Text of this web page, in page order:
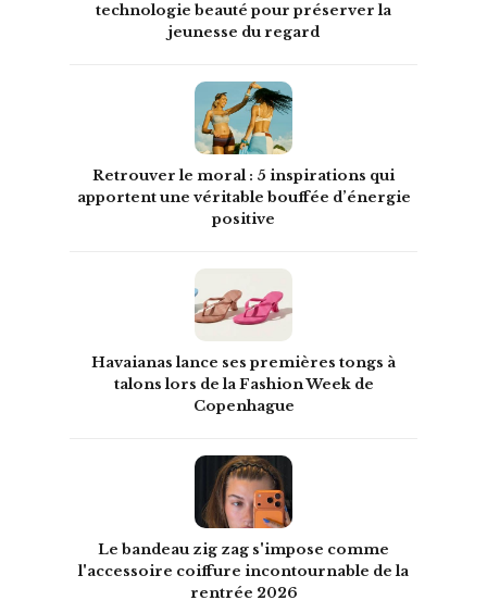
technologie beauté pour préserver la
jeunesse du regard
Retrouver le moral : 5 inspirations qui
apportent une véritable bouffée d’énergie
positive
Havaianas lance ses premières tongs à
talons lors de la Fashion Week de
Copenhague
Le bandeau zig zag s'impose comme
l'accessoire coiffure incontournable de la
rentrée 2026